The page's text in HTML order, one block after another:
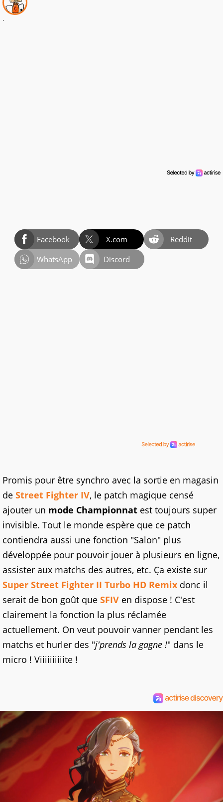
.
Facebook X.com
Reddit
WhatsApp
Discord
Promis pour être synchro avec la sortie en magasin
de Street Fighter IV, le patch magique censé
ajouter un mode Championnat est toujours super
invisible. Tout le monde espère que ce patch
contiendra aussi une fonction "Salon" plus
développée pour pouvoir jouer à plusieurs en ligne,
assister aux matchs des autres, etc. Ça existe sur
Super Street Fighter II Turbo HD Remix donc il
serait de bon goût que SFIV en dispose ! C'est
clairement la fonction la plus réclamée
actuellement. On veut pouvoir vanner pendant les
matchs et hurler des "j'prends la gagne !" dans le
micro ! Viiiiiiiiiite !